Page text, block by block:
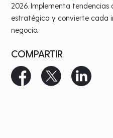
COMPARTIR
2026. Implementa tendencias
estratégica y convierte cada
negocio.